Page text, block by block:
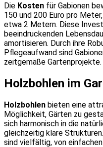
Die Kosten für Gabionen
150 und 200 Euro pro
etwa 2 Metern. Diese
beeindruckenden
amortisieren. Durch ihre
Pflegeaufwand sind
zeitgemäße Gartenprojekte.
Holzbohlen im
Holzbohlen bieten eine
Möglichkeit, Gärten zu
sich harmonisch in die
gleichzeitig klare
sind vielfältig, von